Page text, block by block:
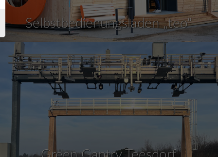
Selbstbedienungsladen „teo“